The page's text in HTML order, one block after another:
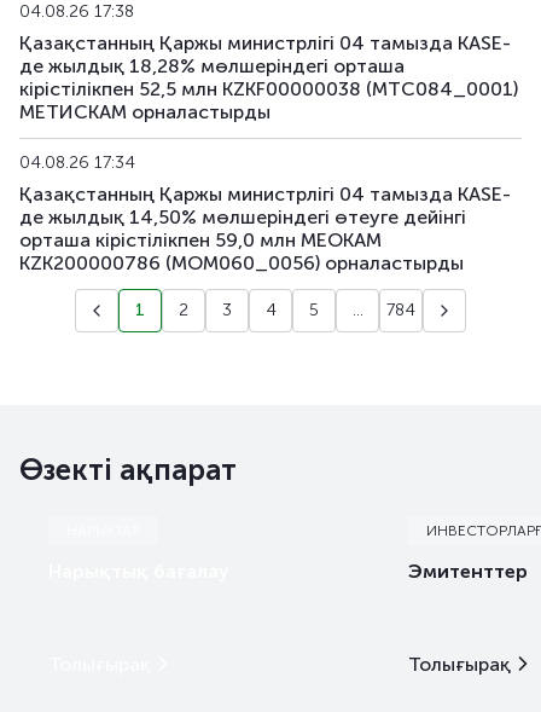
04.08.26 17:38
Қазақстанның Қаржы министрлігі 04 тамызда KASE-
де жылдық 18,28% мөлшеріндегі орташа
кірістілікпен 52,5 млн KZKF00000038 (MTC084_0001)
МЕТИСКАМ орналастырды
04.08.26 17:34
Қазақстанның Қаржы министрлігі 04 тамызда KASE-
де жылдық 14,50% мөлшеріндегі өтеуге дейінгі
орташа кірістілікпен 59,0 млн МЕОКАМ
KZK200000786 (MOM060_0056) орналастырды
1 2 3 4 5 ... 784
Өзекті ақпарат
Эмитенттер
Толығырақ